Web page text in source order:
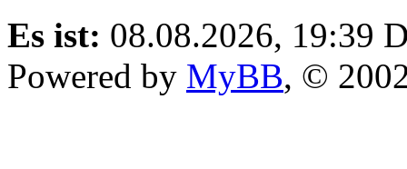
Es ist: 08.08.2026, 19:39
Powered by MyBB, ©